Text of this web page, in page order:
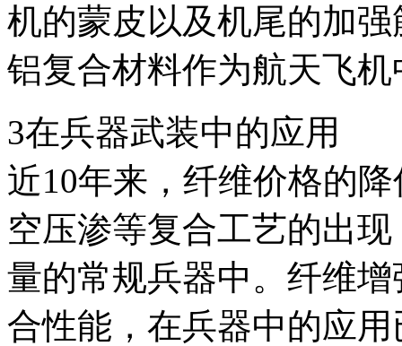
机的蒙皮以及机尾的加
铝复合材料作为航天飞
3在兵器武装中的应用
近10年来，纤维价格的
空压渗等复合工艺的出
量的常规兵器中。纤维
合性能，在兵器中的应